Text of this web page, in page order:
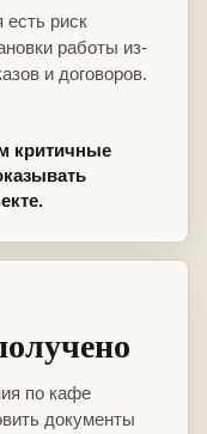
риск
работы из-
и договоров.
критичные
по кафе
документы